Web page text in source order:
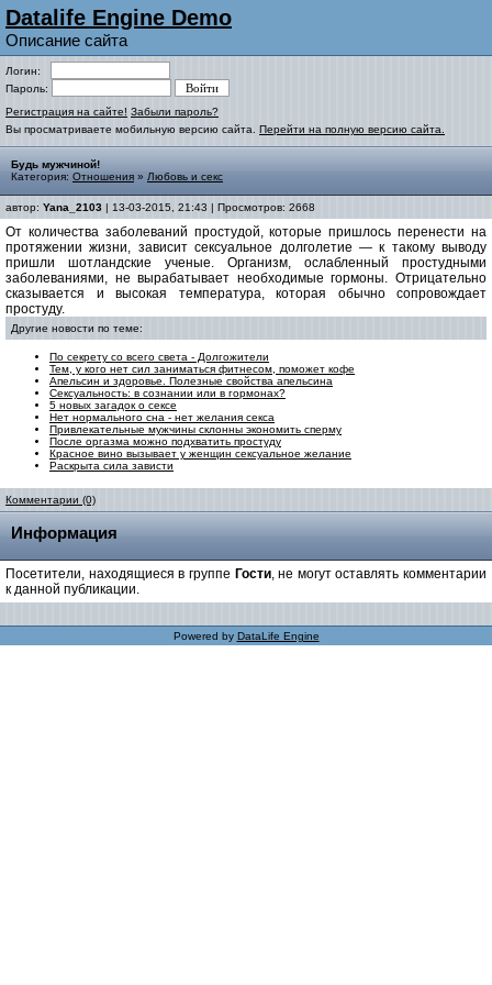
Datalife Engine Demo
Описание сайта
Логин:
Пароль:
Регистрация на сайте! Забыли пароль?
Вы просматриваете мобильную версию сайта. Перейти на полную версию сайта.
Будь мужчиной!
Категория: Отношения » Любовь и секс
автор: Yana_2103 | 13-03-2015, 21:43 | Просмотров: 2668
От количества заболеваний простудой, которые пришлось перенести на
протяжении жизни, зависит сексуальное долголетие — к такому выводу
пришли шотландские ученые. Организм, ослабленный простудными
заболеваниями, не вырабатывает необходимые гормоны. Отрицательно
сказывается и высокая температура, которая обычно сопровождает
простуду.
Другие новости по теме:
По секрету со всего света - Долгожители
Тем, у кого нет сил заниматься фитнесом, поможет кофе
Апельсин и здоровье. Полезные свойства апельсина
Сексуальность: в сознании или в гормонах?
5 новых загадок о сексе
Нет нормального сна - нет желания секса
Привлекательные мужчины склонны экономить сперму
После оргазма можно подхватить простуду
Красное вино вызывает у женщин сексуальное желание
Раскрыта сила зависти
Комментарии (0)
Информация
Посетители, находящиеся в группе Гости, не могут оставлять комментарии
к данной публикации.
Powered by DataLife Engine